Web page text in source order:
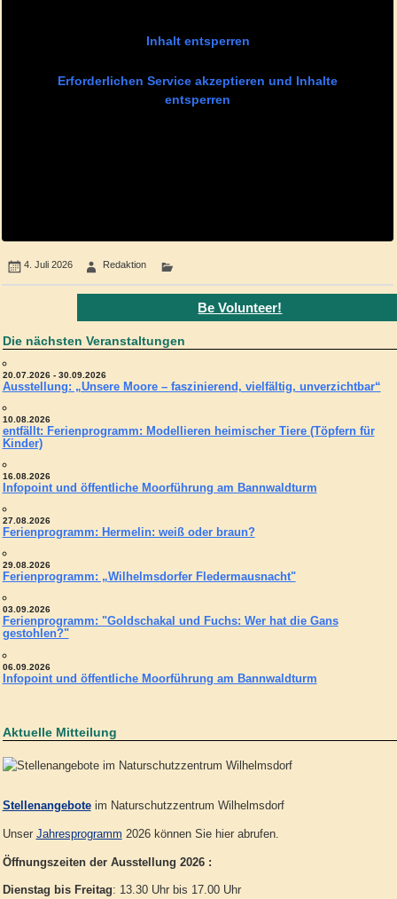
Inhalt entsperren
Erforderlichen Service akzeptieren und Inhalte
entsperren
4. Juli 2026 Redaktion
Be Volunteer!
Die nächsten Veranstaltungen
20.07.2026 - 30.09.2026
Ausstellung: „Unsere Moore – faszinierend, vielfältig, unverzichtbar“
10.08.2026
entfällt: Ferienprogramm: Modellieren heimischer Tiere (Töpfern für
Kinder)
16.08.2026
Infopoint und öffentliche Moorführung am Bannwaldturm
27.08.2026
Ferienprogramm: Hermelin: weiß oder braun?
29.08.2026
Ferienprogramm: „Wilhelmsdorfer Fledermausnacht"
03.09.2026
Ferienprogramm: "Goldschakal und Fuchs: Wer hat die Gans
gestohlen?"
06.09.2026
Infopoint und öffentliche Moorführung am Bannwaldturm
Aktuelle Mitteilung
Stellenangeboteim Naturschutzzentrum Wilhelmsdorf
Unser Jahresprogramm 2026 können Sie hier abrufen.
Öffnungszeiten der Ausstellung 2026 :
Dienstag bis Freitag: 13.30 Uhr bis 17.00 Uhr